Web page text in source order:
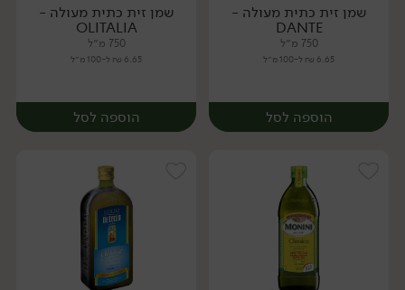
יח׳
שמן זית כתית מעולה -
DANTE
750 מ״ל
6.65 ₪ ל-100 מ״ל
הוספה לסל
שמן זית כתית מעולה -
OLITALIA
750 מ״ל
6.65 ₪ ל-100 מ״ל
הוספה לסל